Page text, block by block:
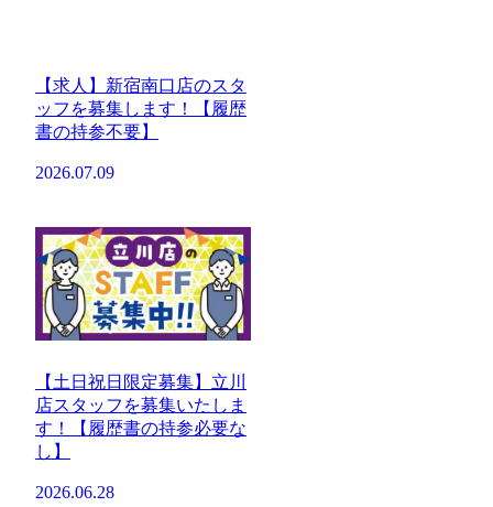
【求人】新宿南口店のスタ
ッフを募集します！【履歴
書の持参不要】
2026.07.09
【土日祝日限定募集】立川
店スタッフを募集いたしま
す！【履歴書の持参必要な
し】
2026.06.28